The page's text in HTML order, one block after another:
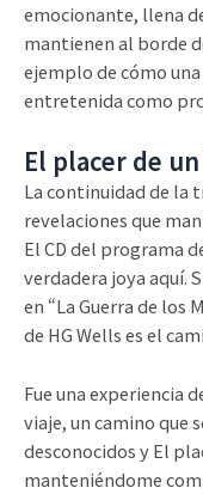
emocionante, llena
mantienen al borde
ejemplo de cómo
entretenida como
El placer de
La continuidad de la
revelaciones que
El CD del programa
verdadera joya aquí.
en “La Guerra de los
de HG Wells es el
Fue una experiencia
viaje, un camino que
desconocidos y El
manteniéndome